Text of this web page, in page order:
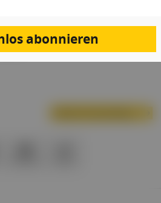
abonnieren